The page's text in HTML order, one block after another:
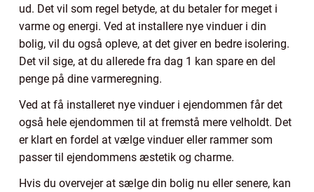
ud. Det vil som regel betyde, at du betaler for meget i
varme og energi. Ved at installere nye vinduer i din
bolig, vil du også opleve, at det giver en bedre isolering.
Det vil sige, at du allerede fra dag 1 kan spare en del
penge på dine varmeregning.
Ved at få installeret nye vinduer i ejendommen får det
også hele ejendommen til at fremstå mere velholdt. Det
er klart en fordel at vælge vinduer eller rammer som
passer til ejendommens æstetik og charme.
Hvis du overvejer at sælge din bolig nu eller senere, kan